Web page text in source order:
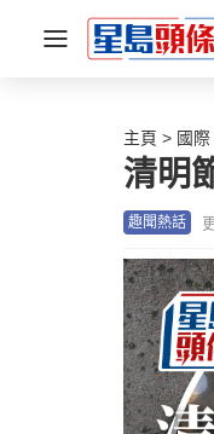
主頁 國際
清明
趣聞熱話